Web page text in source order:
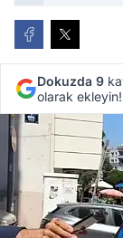
Dokuzda 9
olarak ekleyin!